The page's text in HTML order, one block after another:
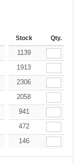
144-287 288 + More
Stock Qty.
13.29
1139
13.29
1913
13.29
2306
13.29
2058
17.10
941
20.21
472
20.21
146